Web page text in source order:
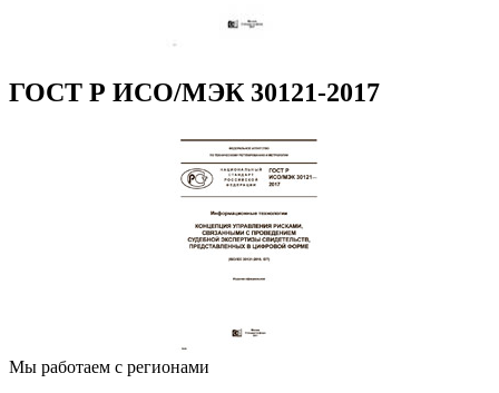
ГОСТ Р ИСО/МЭК 30121-2017
Мы работаем с регионами